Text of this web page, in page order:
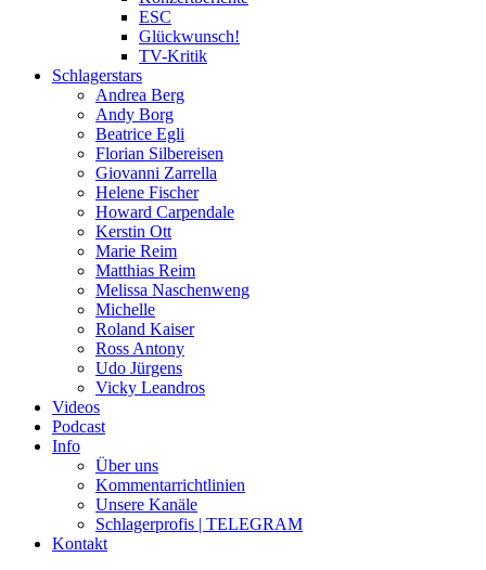
ESC
Glückwunsch!
TV-Kritik
Schlagerstars
Andrea Berg
Andy Borg
Beatrice Egli
Florian Silbereisen
Giovanni Zarrella
Helene Fischer
Howard Carpendale
Kerstin Ott
Marie Reim
Matthias Reim
Melissa Naschenweng
Michelle
Roland Kaiser
Ross Antony
Udo Jürgens
Vicky Leandros
Videos
Podcast
Info
Über uns
Kommentarrichtlinien
Unsere Kanäle
Schlagerprofis | TELEGRAM
Kontakt